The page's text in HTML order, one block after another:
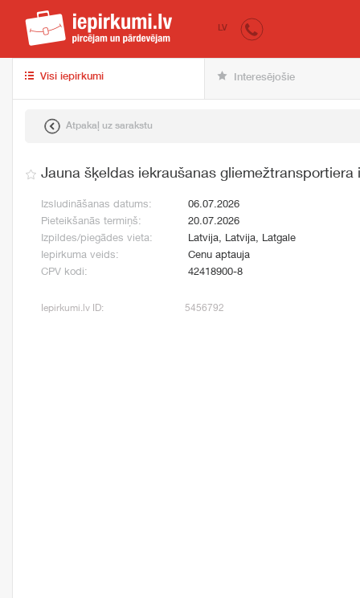
iepirkumi.lv
LV
Visi iepirkumi Interesējošie
Atpakaļ uz sarakstu
Jauna šķeldas iekraušanas gliemežtransportiera
Izsludināšanas datums:
06.07.2026
Pieteikšanās termiņš:
20.07.2026
Izpildes/piegādes vieta:
Latvija, Latvija, Latgale
Iepirkuma veids:
Cenu aptauja
CPV kodi:
42418900-8
Iepirkumi.lv ID: 5456792